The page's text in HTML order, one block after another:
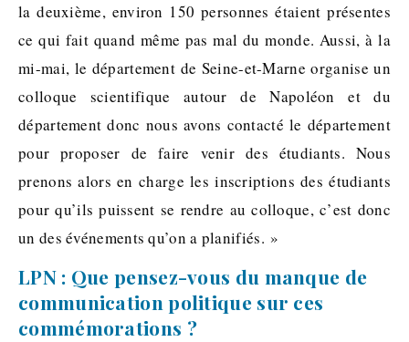
la deuxième, environ 150 personnes étaient présentes
ce qui fait quand même pas mal du monde. Aussi, à la
mi-mai, le département de Seine-et-Marne organise un
colloque scientifique autour de Napoléon et du
département donc nous avons contacté le département
pour proposer de faire venir des étudiants. Nous
prenons alors en charge les inscriptions des étudiants
pour qu’ils puissent se rendre au colloque, c’est donc
un des événements qu’on a planifiés. »
LPN : Que pensez-vous du manque de
communication politique sur ces
commémorations ?